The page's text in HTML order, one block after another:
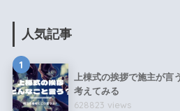
人気記事
1
上棟式の挨拶で施主が
考えてみる
628823 views